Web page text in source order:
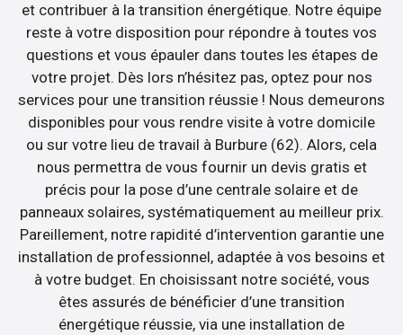
et contribuer à la transition énergétique. Notre équipe
reste à votre disposition pour répondre à toutes vos
questions et vous épauler dans toutes les étapes de
votre projet. Dès lors n’hésitez pas, optez pour nos
services pour une transition réussie ! Nous demeurons
disponibles pour vous rendre visite à votre domicile
ou sur votre lieu de travail à Burbure (62). Alors, cela
nous permettra de vous fournir un devis gratis et
précis pour la pose d’une centrale solaire et de
panneaux solaires, systématiquement au meilleur prix.
Pareillement, notre rapidité d’intervention garantie une
installation de professionnel, adaptée à vos besoins et
à votre budget. En choisissant notre société, vous
êtes assurés de bénéficier d’une transition
énergétique réussie, via une installation de